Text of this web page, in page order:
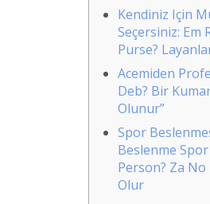
Kendiniz Için
Seçersiniz: Em
Purse?
Acemiden
Deb? Bir
Olunur”
Spor
Beslenme
Person? Za No
Olur